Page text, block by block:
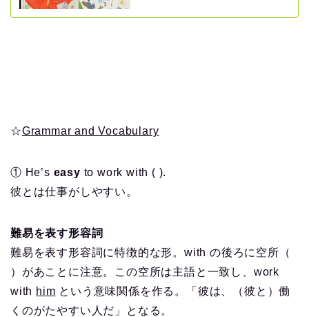
☆Grammar and Vocabulary
① He’s easy to work with ( ).
彼とは仕事がしやすい。
難易を表す形容詞
難易を表す形容詞に特徴的な形。with の後ろに空所（
）があことに注意。この空所は主語と一致し、work
with him という意味関係を作る。「彼は、（彼と）働
くのがたやすい人だ」となる。